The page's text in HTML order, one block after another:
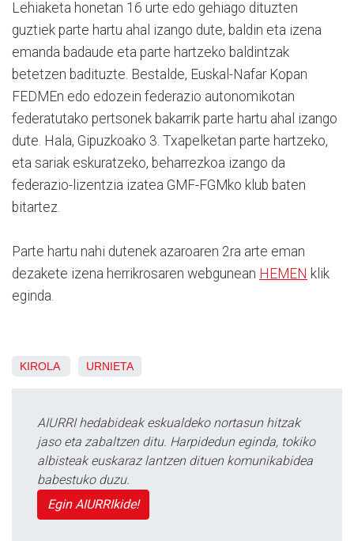
Lehiaketa honetan 16 urte edo gehiago dituzten
guztiek parte hartu ahal izango dute, baldin eta izena
emanda badaude eta parte hartzeko baldintzak
betetzen badituzte. Bestalde, Euskal-Nafar Kopan
FEDMEn edo edozein federazio autonomikotan
federatutako pertsonek bakarrik parte hartu ahal izango
dute. Hala, Gipuzkoako 3. Txapelketan parte hartzeko,
eta sariak eskuratzeko, beharrezkoa izango da
federazio-lizentzia izatea GMF-FGMko klub baten
bitartez.
Parte hartu nahi dutenek azaroaren 2ra arte eman
dezakete izena herrikrosaren webgunean HEMEN klik
eginda.
KIROLA URNIETA
AIURRI hedabideak eskualdeko nortasun hitzak
jaso eta zabaltzen ditu. Harpidedun eginda, tokiko
albisteak euskaraz lantzen dituen komunikabidea
babestuko duzu.
Egin AIURRIkide!